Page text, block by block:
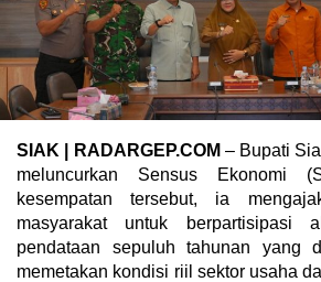
SIAK | RADARGEP.COM – Bupati
meluncurkan Sensus Ekonomi
kesempatan tersebut, ia
masyarakat untuk berpartisipasi
pendataan sepuluh tahunan yang
memetakan kondisi riil sektor usaha